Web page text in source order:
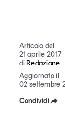
Tendenze è
Articolo del
21 aprile 2017
di Redazione
Aggiornato il
02 settembre
Condividi